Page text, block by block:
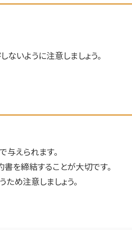
いように注意しましょう。
えられます。
を締結することが大切です。
め注意しましょう。